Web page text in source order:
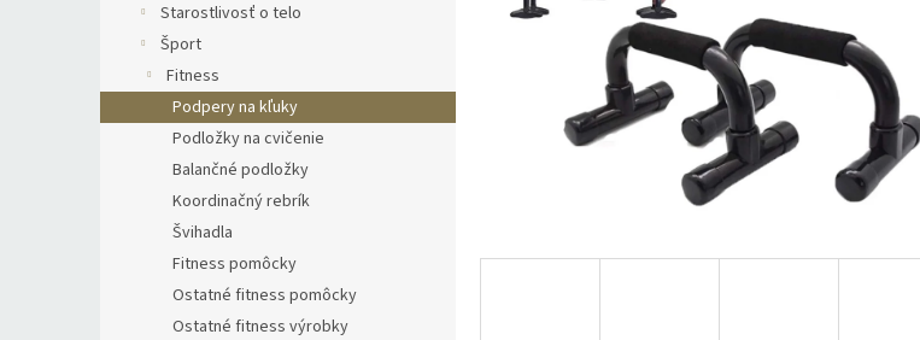
Starostlivosť o telo
Šport
Fitness
Podpery na kľuky
Podložky na cvičenie
Balančné podložky
Koordinačný rebrík
Švihadla
Fitness pomôcky
Ostatné fitness pomôcky
Ostatné fitness výrobky